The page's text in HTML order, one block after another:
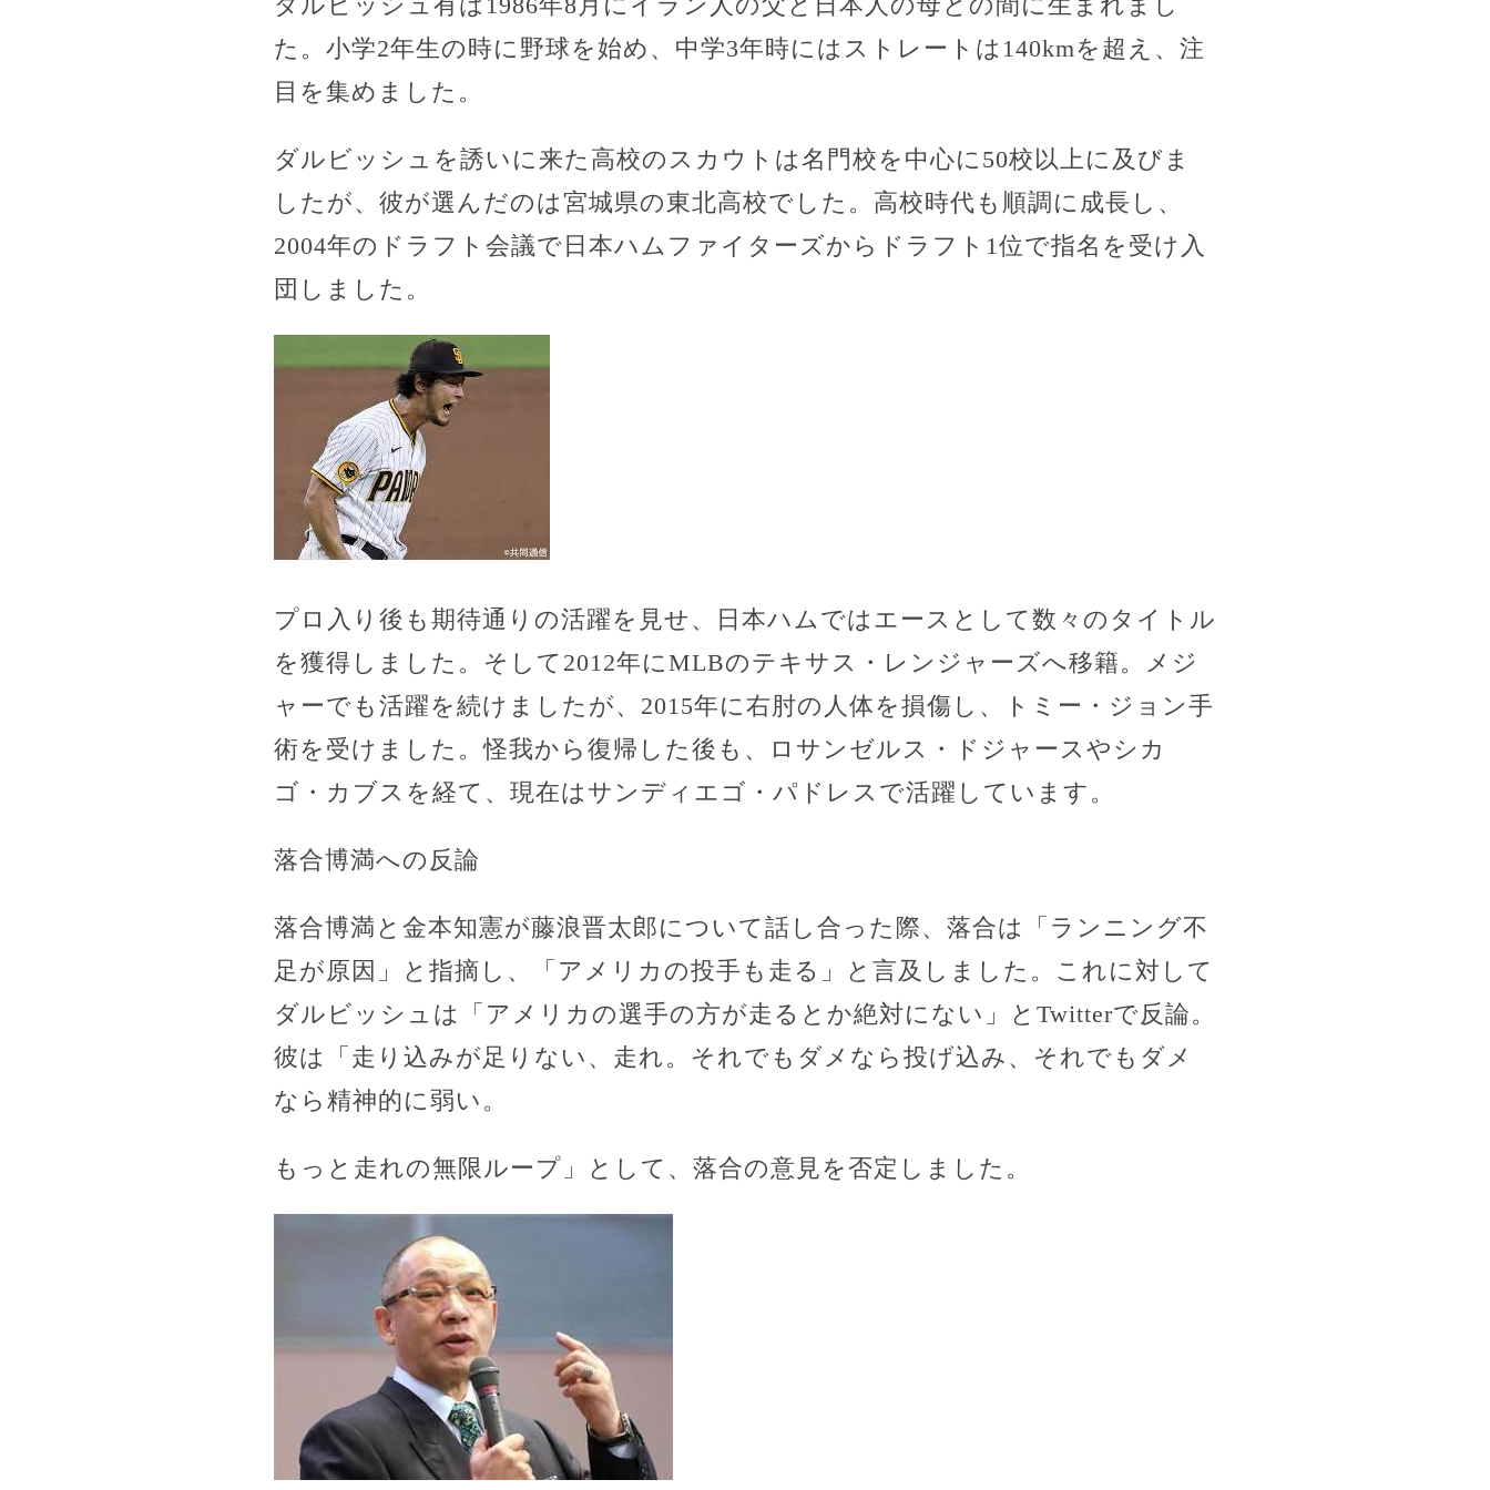
た。小学2年生の時に野球を始め、中学3年時にはストレートは140kmを超え、注
目を集めました。
ダルビッシュを誘いに来た高校のスカウトは名門校を中心に50校以上に及びま
したが、彼が選んだのは宮城県の東北高校でした。高校時代も順調に成長し、
2004年のドラフト会議で日本ハムファイターズからドラフト1位で指名を受け入
団しました。
プロ入り後も期待通りの活躍を見せ、日本ハムではエースとして数々のタイトル
を獲得しました。そして2012年にMLBのテキサス・レンジャーズへ移籍。メジ
ャーでも活躍を続けましたが、2015年に右肘の人体を損傷し、トミー・ジョン手
術を受けました。怪我から復帰した後も、ロサンゼルス・ドジャースやシカ
ゴ・カブスを経て、現在はサンディエゴ・パドレスで活躍しています。
落合博満への反論
落合博満と金本知憲が藤浪晋太郎について話し合った際、落合は「ランニング不
足が原因」と指摘し、「アメリカの投手も走る」と言及しました。これに対して
ダルビッシュは「アメリカの選手の方が走るとか絶対にない」とTwitterで反論。
彼は「走り込みが足りない、走れ。それでもダメなら投げ込み、それでもダメ
なら精神的に弱い。
もっと走れの無限ループ」として、落合の意見を否定しました。